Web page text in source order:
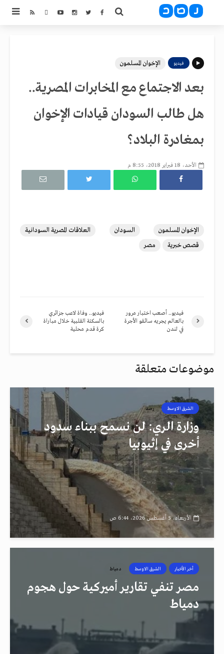
فيديو الإخوان المسلمون
بعد الاجتماع مع المخابرات المصرية..
هل طالب السودان قيادات الإخوان
بمغادرة البلاد؟
الأحد، 18 فبراير 2018، 8:55 م
الإخوان المسلمون السودان
العلاقات المصرية السودانية
قصص خبرية
مصر
فيديو.. وفاة لاعب جزائري
بالسكتة القلبية خلال مباراة
كرة قدم محلية
فيديو.. أصعب اختبار مرور
بالعالم يجريه سائقو الأجرة
في لندن
موضوعات متعلقة
الشرق الاوسط رصد
وزارة الري: لن نسمح ببناء سدود
أخرى في إثيوبيا
الأربعاء، 5 أغسطس 2026، 6:44 ص
أخر الأخبار الشرق الاوسط دمياط
مصر تنفي تقارير أميركية حول هجوم
دمياط